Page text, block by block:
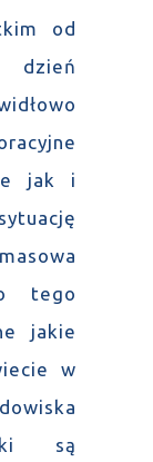
od
dzień
jak i
tego
jakie
w
są